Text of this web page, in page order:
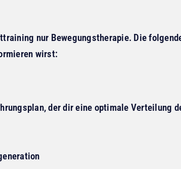
nur Bewegungstherapie. Die
wirst:
der dir eine optimale Verteilung